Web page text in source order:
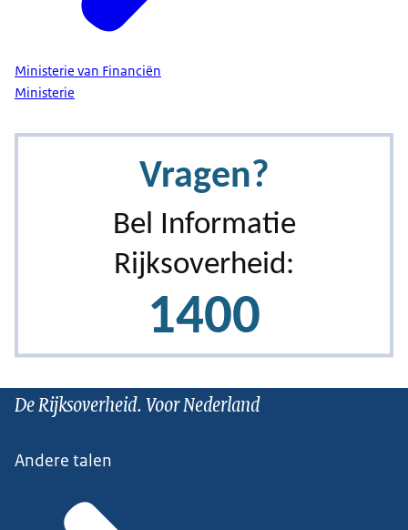
Ministerie van Financiën
Ministerie
De Rijksoverheid. Voor Nederland
Andere talen